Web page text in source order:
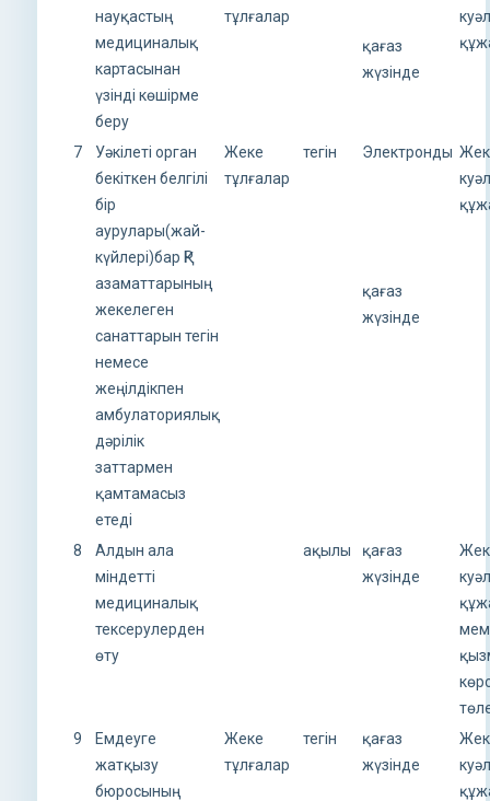
науқастың
медициналық
картасынан
үзінді көшірме
беру
тұлғалар
қағаз
жүзінде
7
Уәкілеті орган
бекіткен белгілі
бір
аурулары(жай-
күйлері)бар ҚР
азаматтарының
жекелеген
санаттарын тегін
немесе
жеңілдікпен
амбулаториялық
дәрілік
заттармен
қамтамасыз
етеді
Жеке
тұлғалар
тегін Электронды
қағаз
жүзінде
8
Алдын ала
міндетті
медициналық
тексерулерден
өту
ақылы
қағаз
жүзінде
9
Емдеуге
жатқызу
бюросының
Жеке
тұлғалар
тегін
қағаз
жүзінде